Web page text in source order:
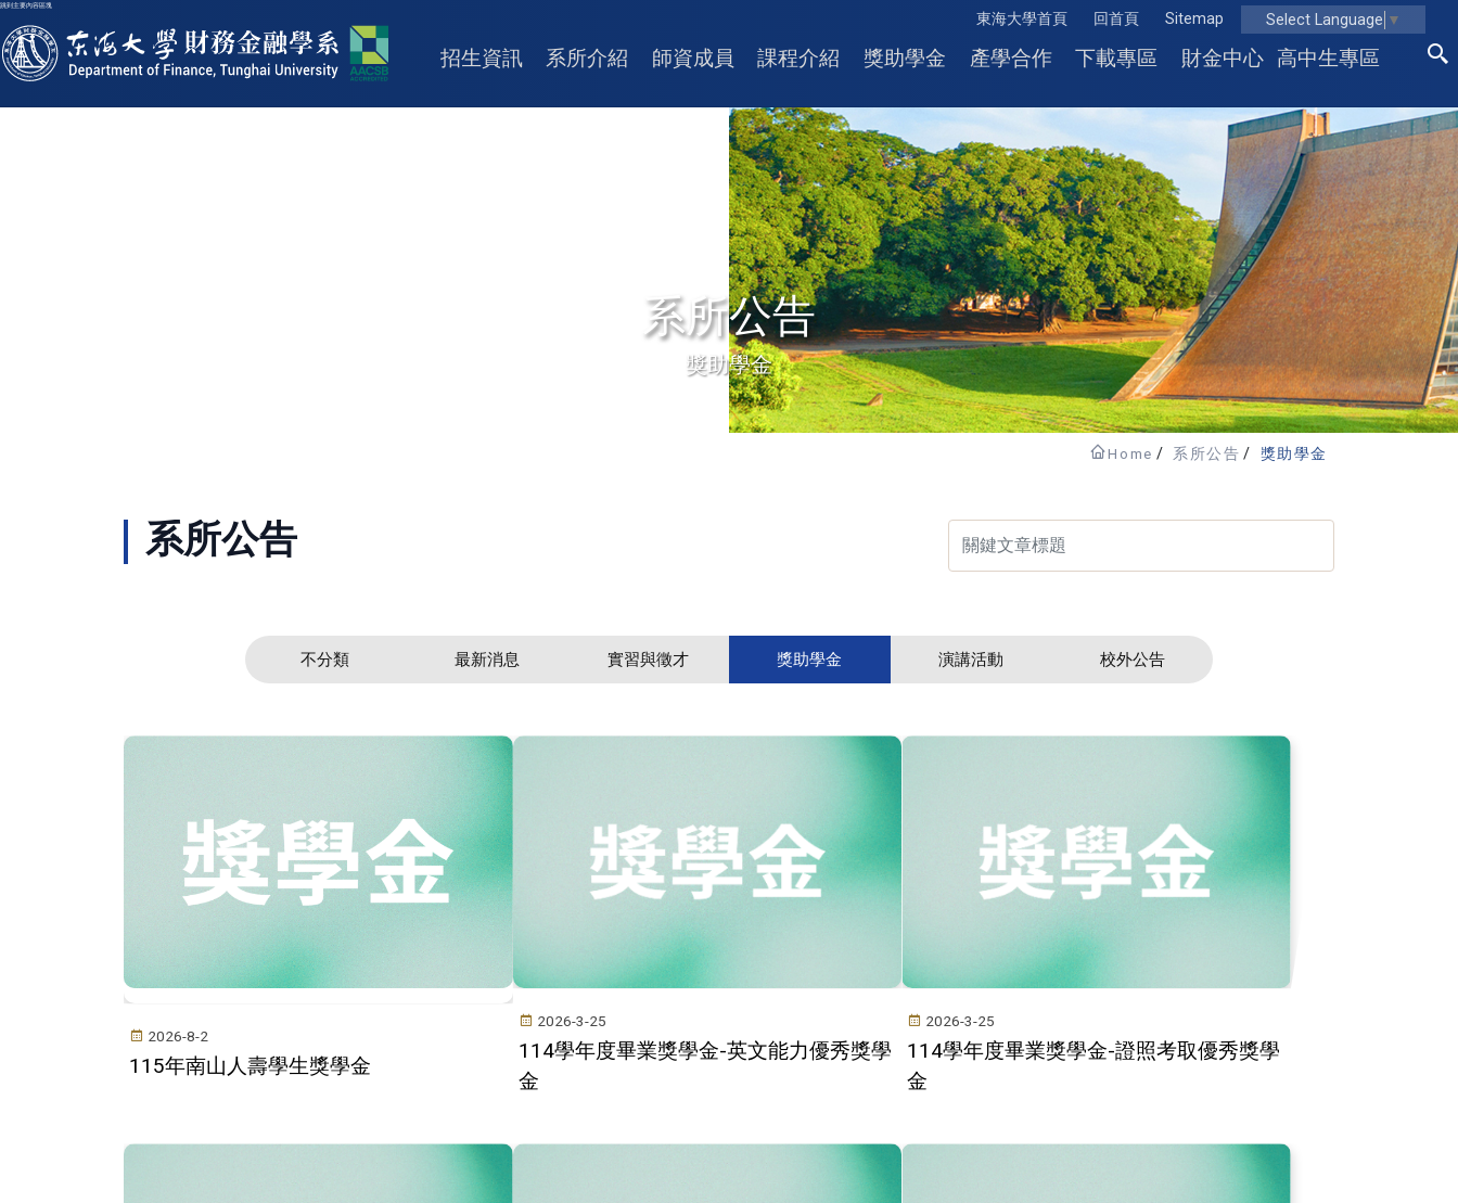
跳到主要內容區塊
東海大學首頁 回首頁 Sitemap Select Language ▼
東海大學logo
招生資訊 系所介紹 師資成員 課程介紹 獎助學金 產學合作 下載專區 財金中心 高中生專區
系所公告
獎助學金
Home 系所公告 獎助學金
系所公告
不分類 最新消息 實習與徵才 獎助學金 演講活動 校外公告
2026-8-2
115年南山人壽學生獎學金
2026-3-25
114學年度畢業獎學金-英文能力優秀獎學
金
2026-3-25
114學年度畢業獎學金-證照考取優秀獎學
金